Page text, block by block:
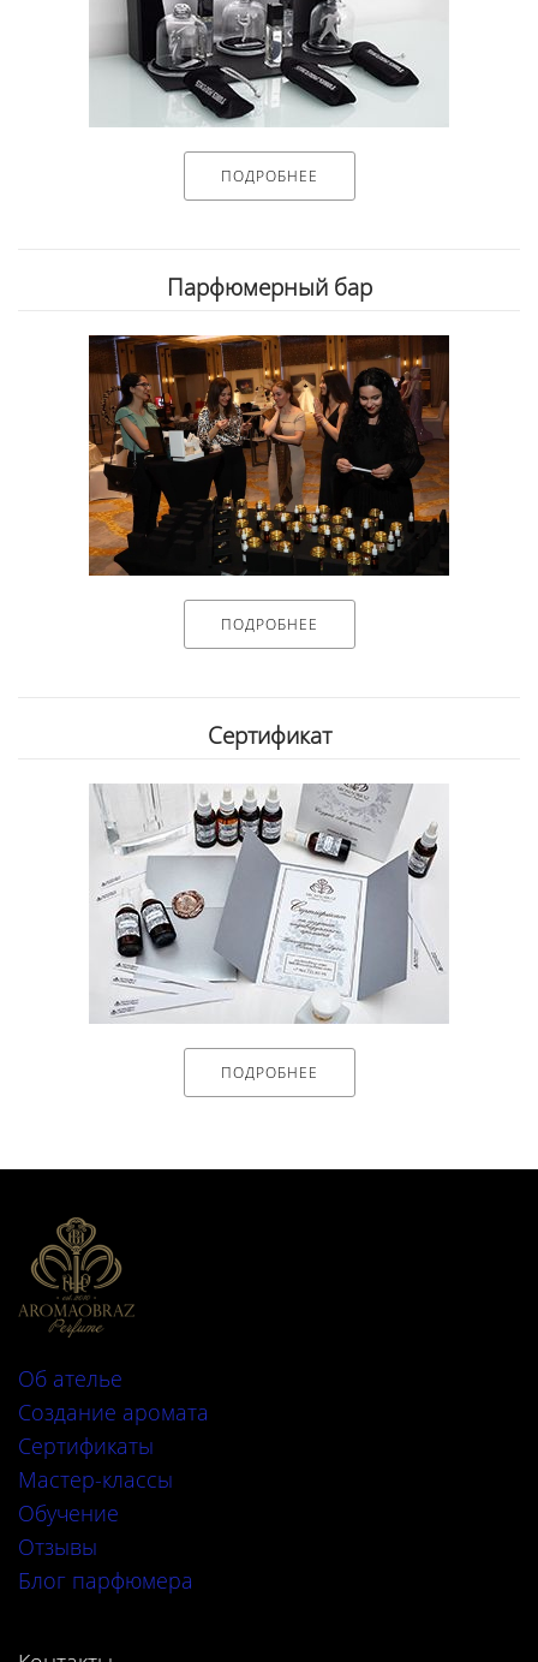
ПОДРОБНЕЕ
Парфюмерный бар
ПОДРОБНЕЕ
Сертификат
ПОДРОБНЕЕ
Об ателье
Создание аромата
Сертификаты
Мастер-классы
Обучение
Отзывы
Блог парфюмера